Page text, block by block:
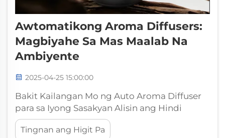
Awtomatikong Aroma Diffusers:
Magbiyahe Sa Mas Maalab Na
Ambiyente
2025-04-25 15:00:00
Bakit Kailangan Mo ng Auto Aroma Diffuser
para sa Iyong Sasakyan Alisin ang Hindi
Magagandang Amoy nang Madali Ang mga
car scent diffuser ay talagang epektibo sa
Tingnan ang Higit Pa